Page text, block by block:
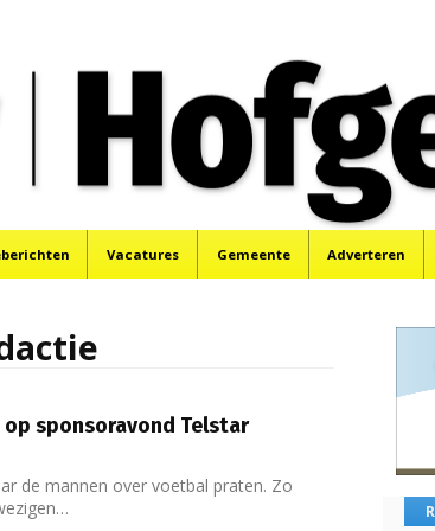
Vacatures Gemeente Adverteren
op sponsoravond Telstar
de mannen over voetbal praten. Zo